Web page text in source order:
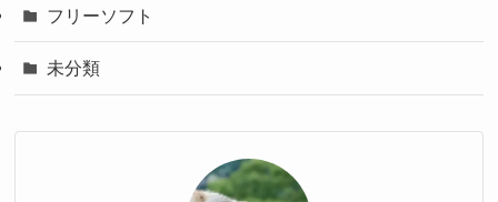
フリーソフト
未分類